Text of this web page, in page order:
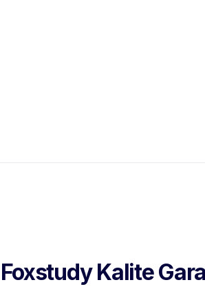
Foxstudy Kalite